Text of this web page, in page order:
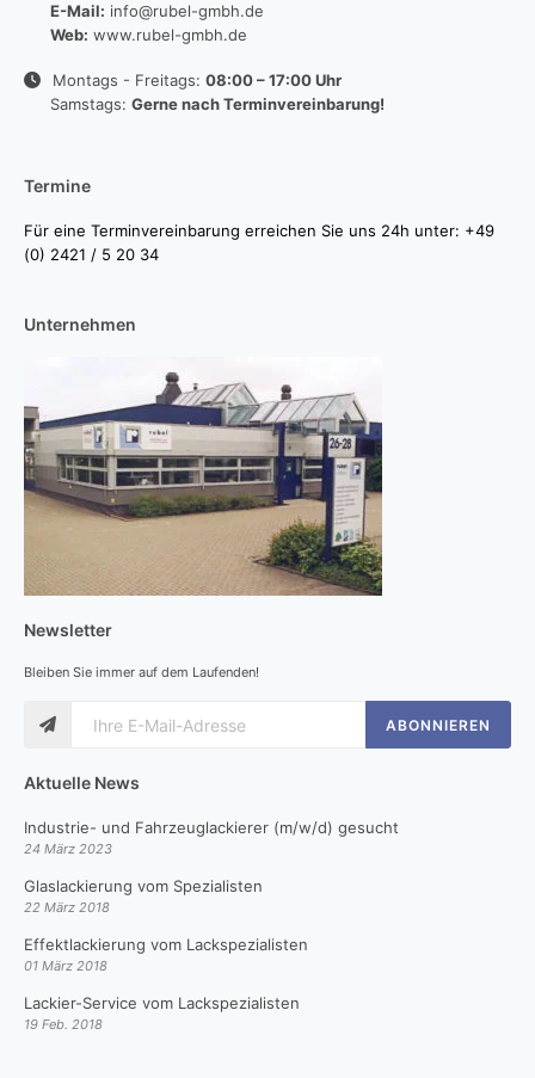
E-Mail: info@rubel-gmbh.de
Web: www.rubel-gmbh.de
Montags - Freitags: 08:00 – 17:00 Uhr
Samstags: Gerne nach Terminvereinbarung!
Termine
Für eine Terminvereinbarung erreichen Sie uns 24h unter: +49
(0) 2421 / 5 20 34
Unternehmen
Newsletter
Bleiben Sie immer auf dem Laufenden!
ABONNIEREN
Aktuelle News
Industrie- und Fahrzeuglackierer (m/w/d) gesucht
24 März 2023
Glaslackierung vom Spezialisten
22 März 2018
Effektlackierung vom Lackspezialisten
01 März 2018
Lackier-Service vom Lackspezialisten
19 Feb. 2018